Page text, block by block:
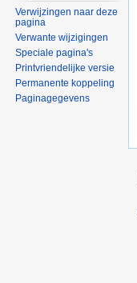
Verwijzingen naar deze
pagina
Verwante wijzigingen
Speciale pagina's
Printvriendelijke versie
Permanente koppeling
Paginagegevens